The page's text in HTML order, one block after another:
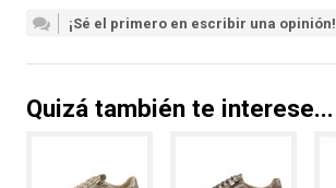
¡Sé el primero en escribir una opinión!
Quizá también te interese...